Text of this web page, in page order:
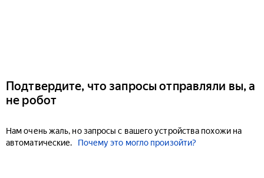
Подтвердите, что запросы отправляли вы, а
не робот
Нам очень жаль, но запросы с вашего устройства похожи на
автоматические.
Почему это могло произойти?